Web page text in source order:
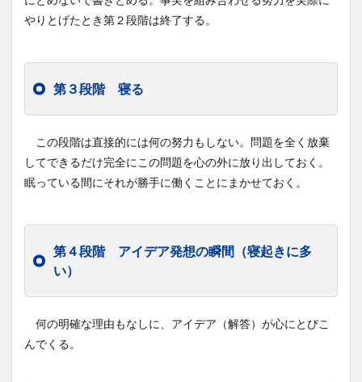
やりとげたとき第２段階は終了する。
第３段階 寝る
この段階は直接的には何の努力もしない。問題を全く放棄
してできるだけ完全にこの問題を心の外に放り出しておく。
眠っている間にそれが勝手に働くことにまかせておく。
第４段階 アイデア発想の瞬間（寝起きに多
い）
何の明確な理由もなしに、アイデア（解答）が心にとびこ
んでくる。